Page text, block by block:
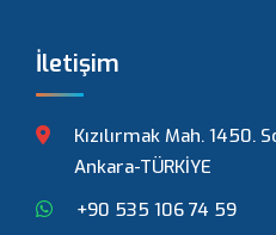
İletişim
Kızılırmak Mah. 1450.
Ankara-TÜRKİYE
+90 535 106 74 59